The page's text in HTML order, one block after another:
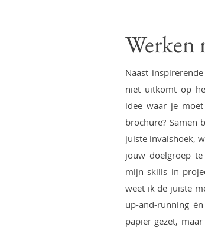
Werken
Naast
niet uitkomt op
idee waar je
brochure? Samen
juiste invalshoek,
jouw doelgroep
mijn skills in
weet ik de juiste
up-and-running
papier gezet,